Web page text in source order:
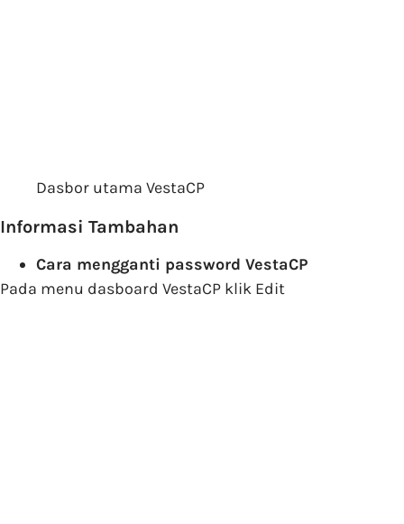
Dasbor utama VestaCP
Informasi Tambahan
Cara mengganti password VestaCP
Pada menu dasboard VestaCP klik Edit